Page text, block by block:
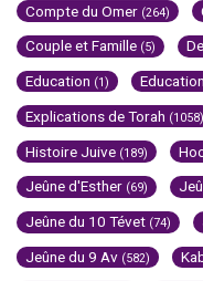
Compte du Omer (264)
Couple et Famille (5)
Education (1) Education
Explications de Torah (1058)
Histoire Juive (189)
Jeûne d'Esther (69)
Jeûne du 10 Tévet (74)
Jeûne du 9 Av (582)